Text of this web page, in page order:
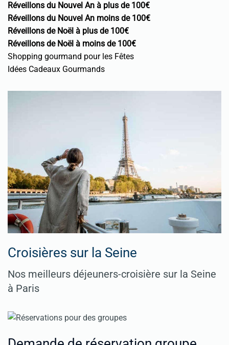
Réveillons du Nouvel An à plus de 100€
Réveillons du Nouvel An moins de 100€
Réveillons de Noël à plus de 100€
Réveillons de Noël à moins de 100€
Shopping gourmand pour les Fêtes
Idées Cadeaux Gourmands
Croisières sur la Seine
Nos meilleurs déjeuners-croisière sur la Seine
à Paris